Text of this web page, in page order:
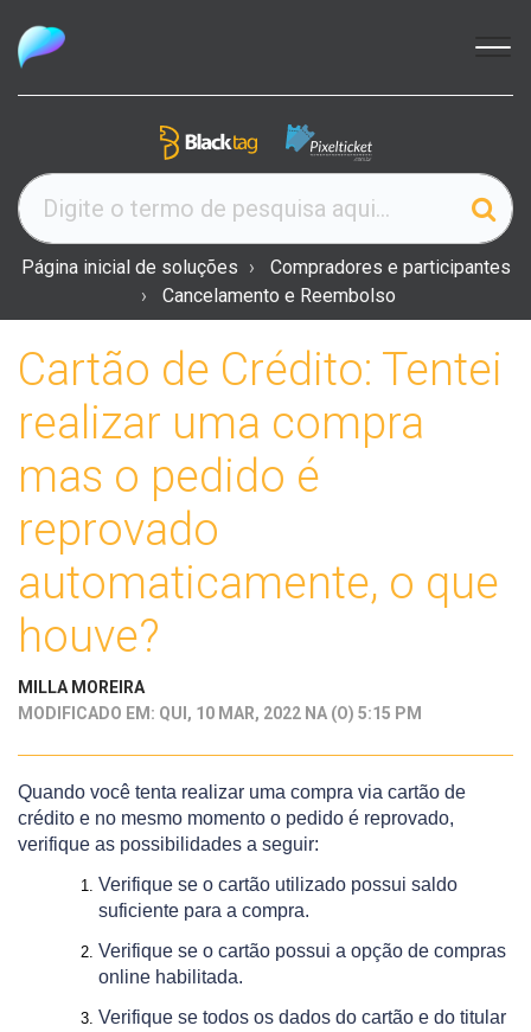
Página inicial de soluções
Compradores e participantes
Cancelamento e Reembolso
Cartão de Crédito: Tentei
realizar uma compra
mas o pedido é
reprovado
automaticamente, o que
houve?
MILLA MOREIRA
MODIFICADO EM: QUI, 10 MAR, 2022 NA (O) 5:15 PM
Quando você tenta realizar uma compra via cartão de
crédito e no mesmo momento o pedido é reprovado,
verifique as possibilidades a seguir:
Verifique se o cartão utilizado possui saldo
suficiente para a compra.
Verifique se o cartão possui a opção de compras
online habilitada.
Verifique se todos os dados do cartão e do titular